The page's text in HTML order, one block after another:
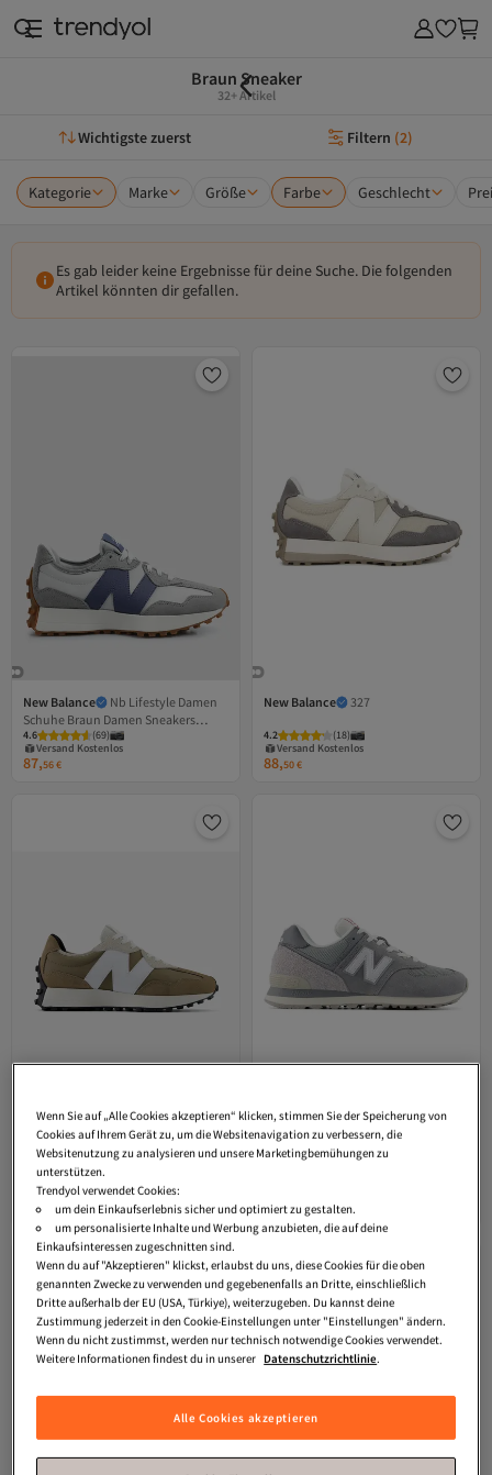
Braun Sneaker
32+ Artikel
Wichtigste zuerst Filtern (2)
Kategorie Marke Größe Farbe Geschlecht
Es gab leider keine Ergebnisse für deine Suche. Die folgenden
Artikel könnten dir gefallen.
New Balance
Nb Lifestyle Damen
Schuhe Braun Damen Sneakers
Ws327Nkb
4.6 (69)
Versand Kostenlos
Gratis Versand
Versand Kostenlos
87,56€
New Balance 327
4.2 (18)
Gratis Versand
Versand Kostenlos
88,50€
New Balance
327 Unisex-Sneaker
in Rosa
(20
Versand Kostenlos
Gratis Versand
Versand Kostenlos
68, €
New Balance
Lifestyle Herren Grau
Turnschuhe U574BKR
80,51€
Wenn Sie auf „Alle Cookies akzeptieren“ klicken, stimmen Sie der Speicherung von
Cookies auf Ihrem Gerät zu, um die Websitenavigation zu verbessern, die
Websitenutzung zu analysieren und unsere Marketingbemühungen zu
unterstützen.
Trendyol verwendet Cookies:
um dein Einkaufserlebnis sicher und optimiert zu gestalten.
um personalisierte Inhalte und Werbung anzubieten, die auf deine
Einkaufsinteressen zugeschnitten sind.
Wenn du auf "Akzeptieren" klickst, erlaubst du uns, diese Cookies für die oben
genannten Zwecke zu verwenden und gegebenenfalls an Dritte, einschließlich
Dritte außerhalb der EU (USA, Türkiye), weiterzugeben. Du kannst deine
Zustimmung jederzeit in den Cookie-Einstellungen unter "Einstellungen" ändern.
Wenn du nicht zustimmst, werden nur technisch notwendige Cookies verwendet.
Weitere Informationen findest du in unserer Datenschutzrichtlinie.
Alle Cookies akzeptieren